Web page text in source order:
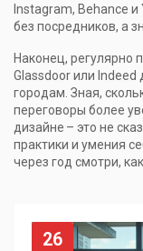
Instagram, Behance
без посредников, а
Наконец, регулярно
Glassdoor или
городам. Зная,
переговоры более
дизайне – это не
практики и умения
через год смотри,
26